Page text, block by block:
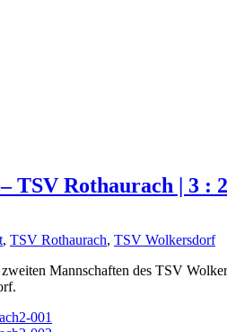
TSV Rothaurach | 3 :
, TSV Rothaurach, TSV Wolkersdorf
Mannschaften des TSV